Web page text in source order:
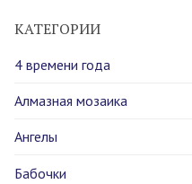
КАТЕГОРИИ
4 времени года
Алмазная мозаика
Ангелы
Бабочки